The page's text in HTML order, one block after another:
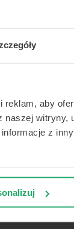
aby
witryny,
z
kiedy
z
mają podłoże
np.
i mdłości